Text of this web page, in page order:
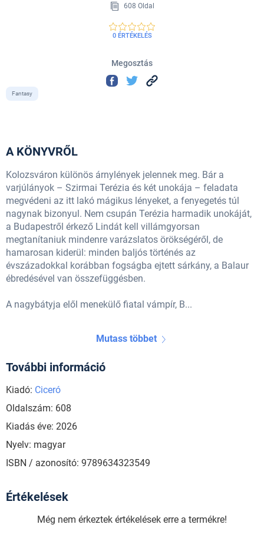
608 Oldal
0 ÉRTÉKELÉS
Megosztás
Fantasy
A KÖNYVRŐL
Kolozsváron különös árnylények jelennek meg. Bár a
varjúlányok – Szirmai Terézia és két unokája – feladata
megvédeni az itt lakó mágikus lényeket, a fenyegetés túl
nagynak bizonyul. Nem csupán Terézia harmadik unokáját,
a Budapestről érkező Lindát kell villámgyorsan
megtanítaniuk mindenre varázslatos örökségéről, de
hamarosan kiderül: minden baljós történés az
évszázadokkal korábban fogságba ejtett sárkány, a Balaur
ébredésével van összefüggésben.
A nagybátyja elől menekülő fiatal vámpír, B...
Mutass többet
További információ
Kiadó: Ciceró
Oldalszám: 608
Kiadás éve: 2026
Nyelv: magyar
ISBN / azonosító: 9789634323549
Értékelések
Még nem érkeztek értékelések erre a termékre!